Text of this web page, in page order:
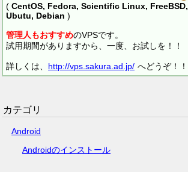
( CentOS, Fedora, Scientific Linux, FreeBSD,
Ubutu, Debian )
管理人もおすすめのVPSです。
試用期間がありますから、一度、お試しを！！
詳しくは、 http://vps.sakura.ad.jp/ へどうぞ！！
カテゴリ
Android
Androidのインストール